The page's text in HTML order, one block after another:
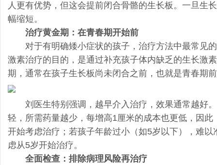
人更有优势，但这会提前闭合骨骼的生长板。一旦生
幅缩短。
治疗黄金期：在青春期开始前
对于有明确矮小症状的孩子，治疗方法中最常见
激素治疗的目的，是通过补充孩子体内缺乏的生长激
期，通常在孩子生长板尚未闭合之前，也就是青春期
刘医生特别强调，越早介入治疗，效果通常越好
轻，所需药量越少，每增高1厘米的成本也更低，因
开始考虑治疗；若孩子年龄过小（如5岁以下），难
虑从5岁开始治疗。
全面检查：排除病理风险再治疗